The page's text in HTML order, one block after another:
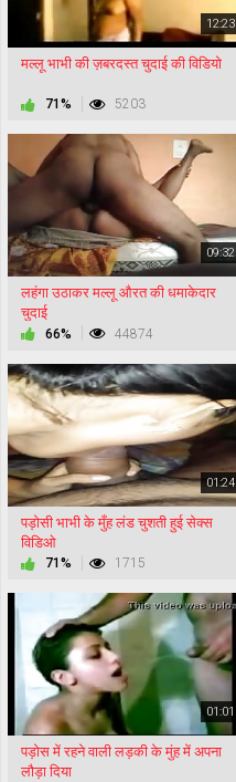
12:23
मल्लू भाभी की ज़बरदस्त चुदाई की विडियो
71% 5203
09:32
लहंगा उठाकर मल्लू औरत की धमाकेदार
चुदाई
66% 44874
01:24
पड़ोसी भाभी के मुँह लंड चुशती हुई सेक्स
विडिओ
71% 1715
01:01
पड़ोस में रहने वाली लड़की के मुंह में अपना
लौड़ा दिया